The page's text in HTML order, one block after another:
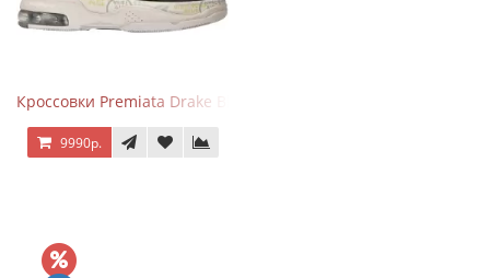
Кроссовки Premiata Drake Black Brown
9990р.